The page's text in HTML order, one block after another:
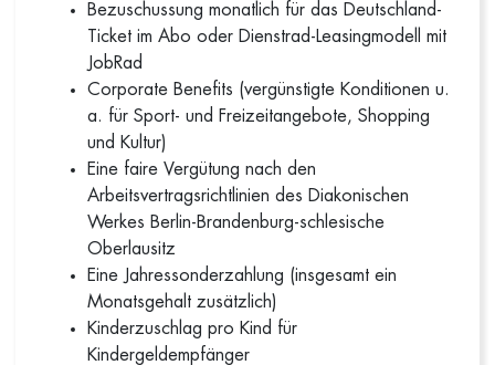
Bezuschussung monatlich für das Deutschland-
Ticket im Abo oder Dienstrad-Leasingmodell mit
JobRad
Corporate Benefits (vergünstigte Konditionen u.
a. für Sport- und Freizeitangebote, Shopping
und Kultur)
Eine faire Vergütung nach den
Arbeitsvertragsrichtlinien des Diakonischen
Werkes Berlin-Brandenburg-schlesische
Oberlausitz
Eine Jahressonderzahlung (insgesamt ein
Monatsgehalt zusätzlich)
Kinderzuschlag pro Kind für
Kindergeldempfänger